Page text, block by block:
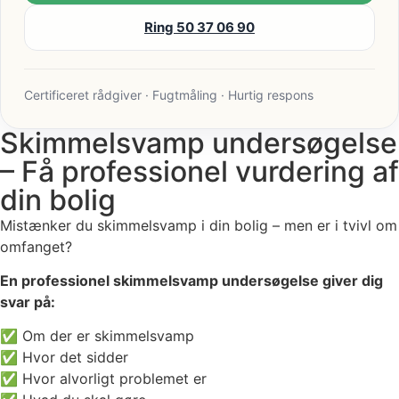
Ring 50 37 06 90
Certificeret rådgiver · Fugtmåling · Hurtig respons
Skimmelsvamp undersøgelse
– Få professionel vurdering af
din bolig
Mistænker du skimmelsvamp i din bolig – men er i tvivl om
omfanget?
En professionel skimmelsvamp undersøgelse giver dig
svar på:
✅ Om der er skimmelsvamp
✅ Hvor det sidder
✅ Hvor alvorligt problemet er